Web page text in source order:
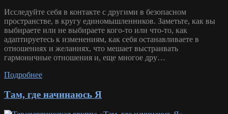
Исследуйте себя в контакте с другими в безопасном
пространстве, в кругу единомышленников. Заметьте, как вы
выбираете или не выбираете кого-то или что-то, как
адаптируетесь к изменениям, как себя останавливаете в
отношениях и желаниях, что мешает выстраивать
гармоничные отношения и, еще многое дру…
Подробнее
Там, где начинаюсь Я